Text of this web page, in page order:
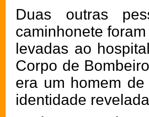
Duas outras
caminhonete
levadas ao
Corpo de
era um homem
identidade